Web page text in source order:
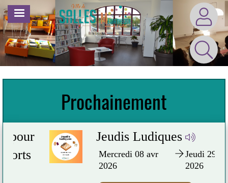
Aller
au
contenu
principal
MENU
Prochainement
Jeudis Ludiques
Mercredi 08 avr
2026
Jeudi 29 oct